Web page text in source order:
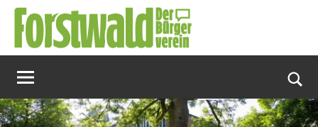
Zum
Inhalt
springen